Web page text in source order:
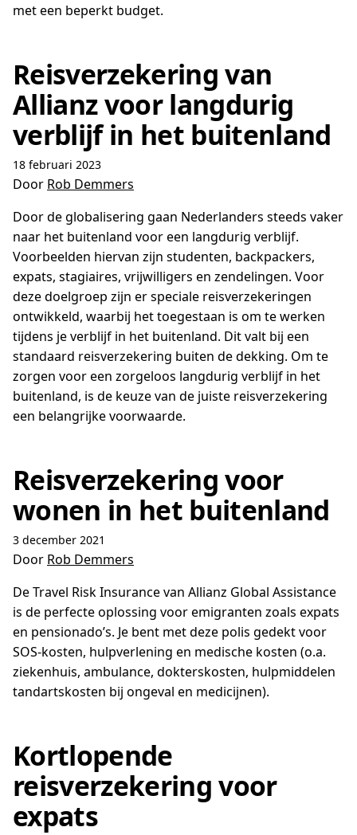
met een beperkt budget.
Reisverzekering van
Allianz voor langdurig
verblijf in het buitenland
18 februari 2023
Door Rob Demmers
Door de globalisering gaan Nederlanders steeds vaker
naar het buitenland voor een langdurig verblijf.
Voorbeelden hiervan zijn studenten, backpackers,
expats, stagiaires, vrijwilligers en zendelingen. Voor
deze doelgroep zijn er speciale reisverzekeringen
ontwikkeld, waarbij het toegestaan is om te werken
tijdens je verblijf in het buitenland. Dit valt bij een
standaard reisverzekering buiten de dekking. Om te
zorgen voor een zorgeloos langdurig verblijf in het
buitenland, is de keuze van de juiste reisverzekering
een belangrijke voorwaarde.
Reisverzekering voor
wonen in het buitenland
3 december 2021
Door Rob Demmers
De Travel Risk Insurance van Allianz Global Assistance
is de perfecte oplossing voor emigranten zoals expats
en pensionado’s. Je bent met deze polis gedekt voor
SOS-kosten, hulpverlening en medische kosten (o.a.
ziekenhuis, ambulance, dokterskosten, hulpmiddelen
tandartskosten bij ongeval en medicijnen).
Kortlopende
reisverzekering voor
expats